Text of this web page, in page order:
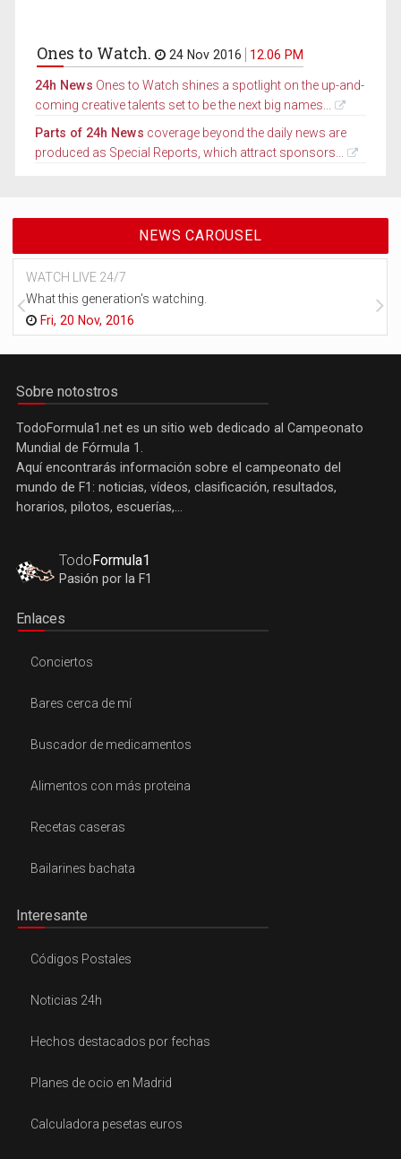
Ones to Watch. 24 Nov 2016 12.06 PM
24h News Ones to Watch shines a spotlight on the up-and-
coming creative talents set to be the next big names...
Parts of 24h News coverage beyond the daily news are
produced as Special Reports, which attract sponsors...
NEWS CAROUSEL
WATCH LIVE 24/7
What this generation's watching.
Fri, 20 Nov, 2016
Sobre notostros
TodoFormula1.net es un sitio web dedicado al Campeonato
Mundial de Fórmula 1.
Aquí encontrarás información sobre el campeonato del
mundo de F1: noticias, vídeos, clasificación, resultados,
horarios, pilotos, escuerías,...
Todo Formula1
Pasión por la F1
Enlaces
Conciertos
Bares cerca de mí
Buscador de medicamentos
Alimentos con más proteina
Recetas caseras
Bailarines bachata
Interesante
Códigos Postales
Noticias 24h
Hechos destacados por fechas
Planes de ocio en Madrid
Calculadora pesetas euros